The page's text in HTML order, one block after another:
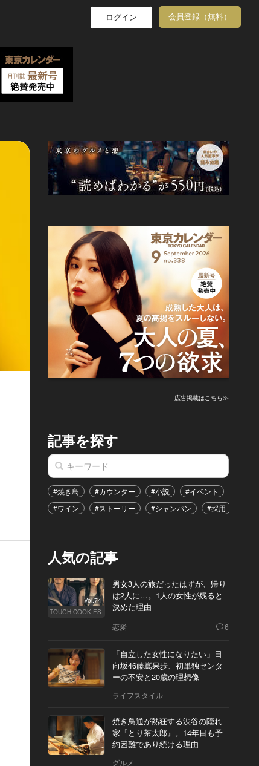
ログイン 会員登録（無料）
広告掲載はこちら≫
記事を探す
#焼き鳥 #カウンター #小説 #イベント
#ワイン
#ストーリー #シャンパン #採用
人気の記事
Vol.74
TOUGH COOKIES
男女3人の旅だったはずが、帰り
は2人に…。1人の女性が残ると
決めた理由
恋愛 6
「自立した女性になりたい」日
向坂46藤嶌果歩、初単独センタ
ーの不安と20歳の理想像
ライフスタイル
焼き鳥通が熱狂する渋谷の隠れ
家『とり茶太郎』。14年目も予
約困難であり続ける理由
グルメ